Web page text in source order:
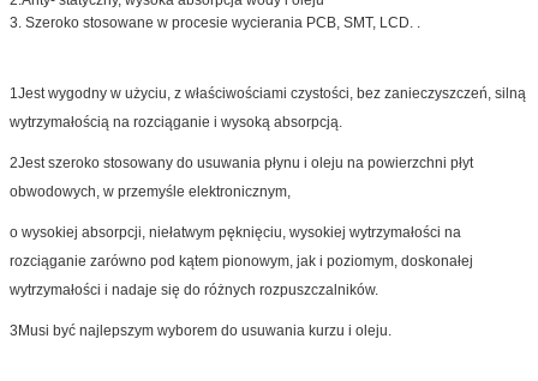
3. Szeroko stosowane w procesie wycierania PCB, SMT, LCD. .
1Jest wygodny w użyciu, z właściwościami czystości, bez zanieczyszczeń, silną
wytrzymałością na rozciąganie i wysoką absorpcją.
2Jest szeroko stosowany do usuwania płynu i oleju na powierzchni płyt
obwodowych, w przemyśle elektronicznym,
o wysokiej absorpcji, niełatwym pęknięciu, wysokiej wytrzymałości na
rozciąganie zarówno pod kątem pionowym, jak i poziomym, doskonałej
wytrzymałości i nadaje się do różnych rozpuszczalników.
3Musi być najlepszym wyborem do usuwania kurzu i oleju.